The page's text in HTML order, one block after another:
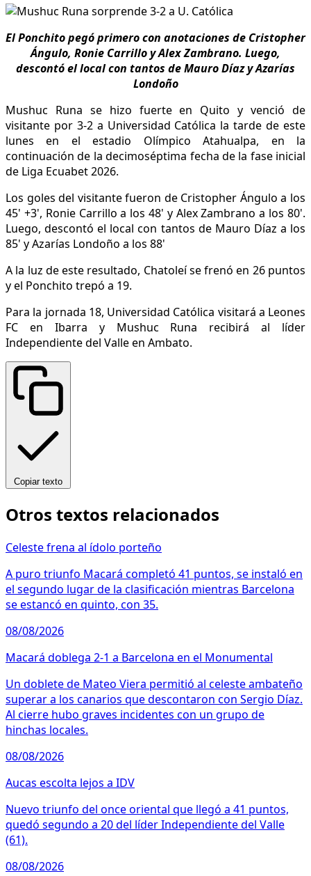
El Ponchito pegó primero con anotaciones de Cristopher
Ángulo, Ronie Carrillo y Alex Zambrano. Luego,
descontó el local con tantos de Mauro Díaz y Azarías
Londoño
Mushuc Runa se hizo fuerte en Quito y venció de
visitante por 3-2 a Universidad Católica la tarde de este
lunes en el estadio Olímpico Atahualpa, en la
continuación de la decimoséptima fecha de la fase inicial
de Liga Ecuabet 2026.
Los goles del visitante fueron de Cristopher Ángulo a los
45' +3', Ronie Carrillo a los 48' y Alex Zambrano a los 80'.
Luego, descontó el local con tantos de Mauro Díaz a los
85' y Azarías Londoño a los 88'
A la luz de este resultado, Chatoleí se frenó en 26 puntos
y el Ponchito trepó a 19.
Para la jornada 18, Universidad Católica visitará a Leones
FC en Ibarra y Mushuc Runa recibirá al líder
Independiente del Valle en Ambato.
Copiar texto
Otros textos relacionados
Celeste frena al ídolo porteño
A puro triunfo Macará completó 41 puntos, se instaló en
el segundo lugar de la clasificación mientras Barcelona
se estancó en quinto, con 35.
08/08/2026
Macará doblega 2-1 a Barcelona en el Monumental
Un doblete de Mateo Viera permitió al celeste ambateño
superar a los canarios que descontaron con Sergio Díaz.
Al cierre hubo graves incidentes con un grupo de
hinchas locales.
08/08/2026
Aucas escolta lejos a IDV
Nuevo triunfo del once oriental que llegó a 41 puntos,
quedó segundo a 20 del líder Independiente del Valle
(61).
08/08/2026